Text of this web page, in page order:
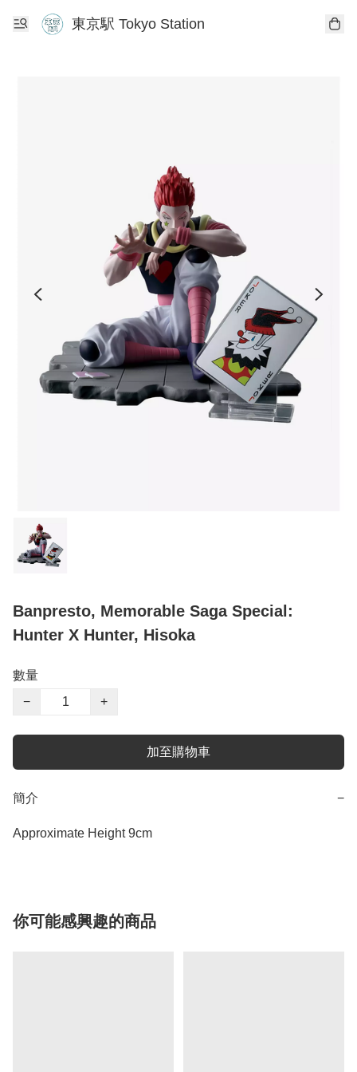
東京駅 Tokyo Station
Banpresto, Memorable Saga Special:
Hunter X Hunter, Hisoka
數量
−
+
加至購物車
簡介 −
Approximate Height 9cm
你可能感興趣的商品